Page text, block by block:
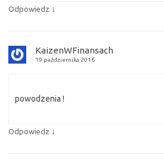
Odpowiedz ↓
KaizenWFinansach
19 października 2016
powodzenia !
Odpowiedz ↓